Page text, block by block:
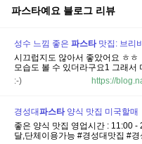
파스타예요 블로그 리뷰
성수 느낌 좋은 파스타맛집: 브리
시끄럽지도 않아서 좋았어요 ㅎ
모습도 볼 수 있더라구요1 그래서
파스타
뿐만 아니라 리조또, 스테
어서 메뉴 고르는 재미가 있었어요
:-) https://
경성대파스타양식 맛집 미국할매
좋은 양식 맛집 영업시간 : 11:00
달,단체이용가능 #경성대맛집 #